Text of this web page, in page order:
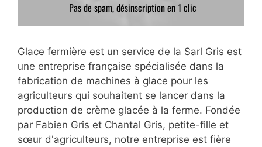
Glace fermière est un service de la Sarl Gris est
une entreprise française spécialisée dans la
fabrication de machines à glace pour les
agriculteurs qui souhaitent se lancer dans la
production de crème glacée à la ferme. Fondée
par Fabien Gris et Chantal Gris, petite-fille et
sœur d'agriculteurs, notre entreprise est fière